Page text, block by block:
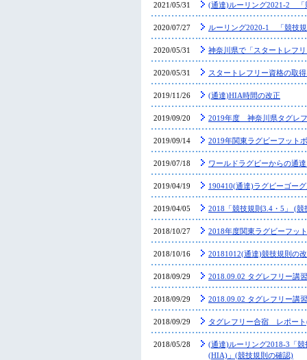
2021/05/31 (通達)ルーリング2021-2 「
2020/07/27 ルーリング2020-1 「競技
2020/05/31 神奈川県で「スタートレフ
2020/05/31 スタートレフリー資格の取
2019/11/26 (通達)HIA時間の改正
2019/09/20 2019年度 神奈川県タグレ
2019/09/14 2019年関東ラグビーフット
2019/07/18 ワールドラグビーからの通
2019/04/19 190410(通達)ラグビーゴー
2019/04/05 2018「競技規則3.4・5」 (
2018/10/27 2018年度関東ラグビーフッ
2018/10/16 20181012(通達)競技規則の
2018/09/29 2018.09.02 タグレフリー講
2018/09/29 2018.09.02 タグレフリー講
2018/09/29 タグレフリー合宿 レポート
2018/05/28
(通達)ルーリング2018-3「
(HIA)」(競技規則の確認)